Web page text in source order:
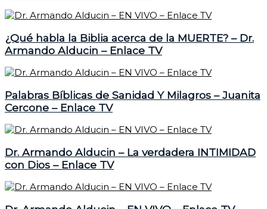
¿Qué habla la Biblia acerca de la MUERTE? – Dr.
Armando Alducin – Enlace TV
Palabras Bíblicas de Sanidad Y Milagros – Juanita
Cercone – Enlace TV
Dr. Armando Alducin – La verdadera INTIMIDAD
con Dios – Enlace TV